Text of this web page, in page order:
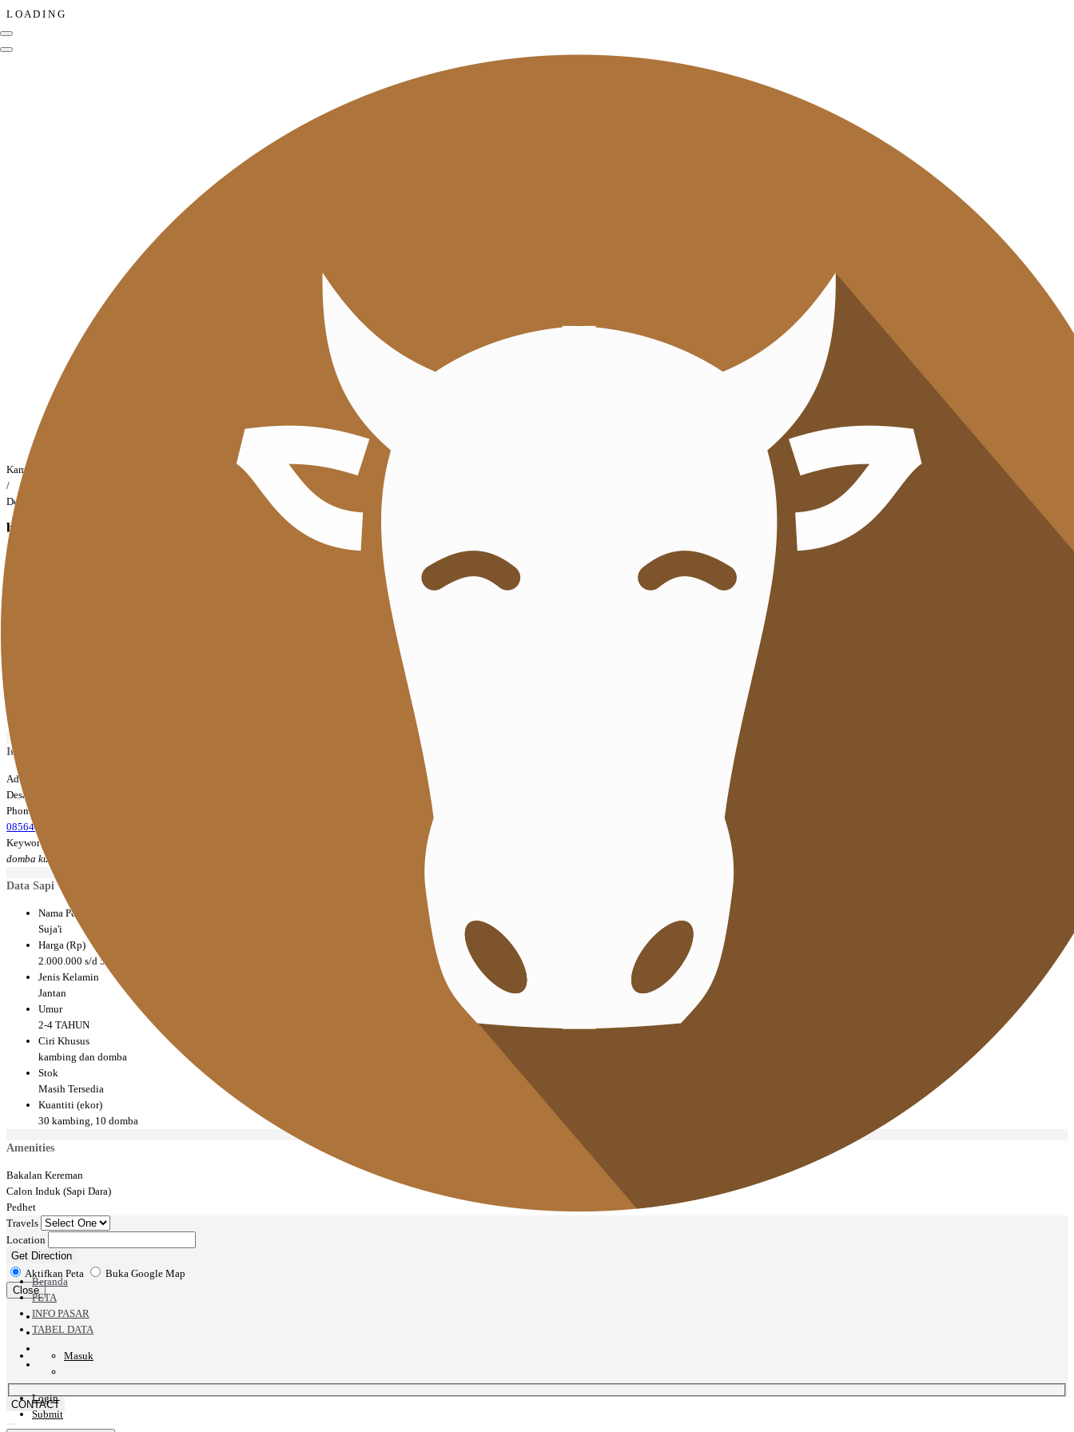
L OA D I N G
Beranda
PETA
INFO PASAR
TABEL DATA
Masuk
Login
Submit
Kambing / Domba Jenis Lain
/
Deket
bursa ternak kurban 2023
Item detail
Address
Desa Srirande, Kec. Deket
Phone 1
085648856697
Keyword
domba kurban, kambing kurban
Data Sapi
Nama Pemilik
Suja'i
Harga (Rp)
2.000.000 s/d 5.000.000
Jenis Kelamin
Jantan
Umur
2-4 TAHUN
Ciri Khusus
kambing dan domba
Stok
Masih Tersedia
Kuantiti (ekor)
30 kambing, 10 domba
Amenities
Bakalan Kereman
Calon Induk (Sapi Dara)
Pedhet
Travels
Location
Get Direction
Aktifkan Peta
Buka Google Map
Close
CONTACT